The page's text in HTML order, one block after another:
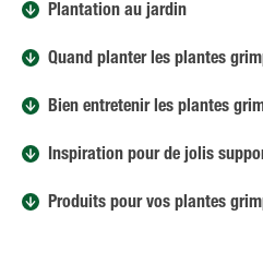
Plantation au jardin
Quand planter les plantes
Bien entretenir les plantes
Inspiration pour de jolis
Produits pour vos plantes